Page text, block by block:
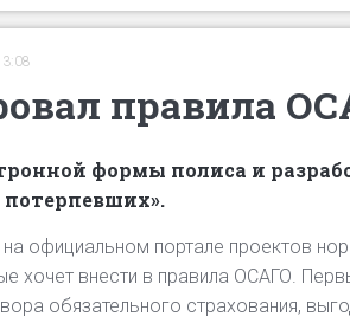
правила
формы полиса и
потерпевших».
на официальном портале проектов
хочет внести в правила ОСАГО.
обязательного страхования,